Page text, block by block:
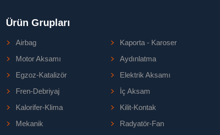
Ürün Grupları
Airbag
Kaporta - Karoser
Motor Aksamı
Aydınlatma
Egzoz-Katalizör
Elektrik Aksamı
Fren-Debriyaj
İç Aksam
Kalorifer-Klima
Kilit-Kontak
Mekanik
Radyatör-Fan